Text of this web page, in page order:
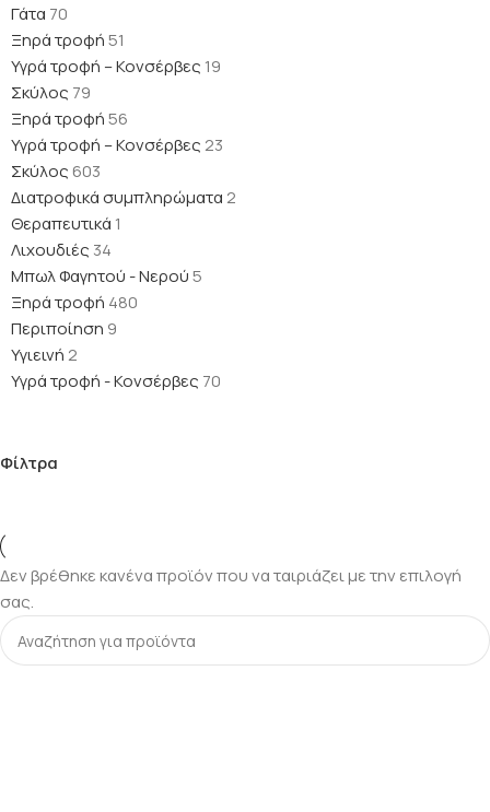
Γάτα 70
Ξηρά τροφή51
Υγρά τροφή – Κονσέρβες 19
Σκύλος 79
Ξηρά τροφή56
Υγρά τροφή – Κονσέρβες 23
Σκύλος603
Διατροφικά συμπληρώματα 2
Θεραπευτικά 1
Λιχουδιές 34
Μπωλ Φαγητού - Νερού5
Ξηρά τροφή 480
Περιποίηση 9
Υγιεινή 2
Υγρά τροφή - Κονσέρβες 70
Φίλτρα
Δεν βρέθηκε κανένα προϊόν που να ταιριάζει με την επιλογή
σας.